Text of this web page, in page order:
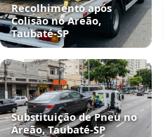
Recolhimento após
Colisão no Areão,
Taubaté‑SP
Substituição de Pneu no
Areão, Taubaté‑SP